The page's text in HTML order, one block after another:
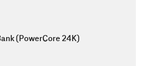
(PowerCore 24K)